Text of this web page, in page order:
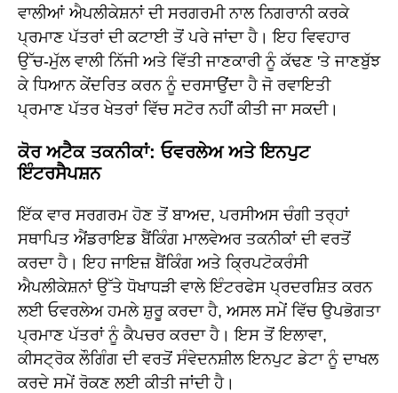
ਵਾਲੀਆਂ ਐਪਲੀਕੇਸ਼ਨਾਂ ਦੀ ਸਰਗਰਮੀ ਨਾਲ ਨਿਗਰਾਨੀ ਕਰਕੇ
ਪ੍ਰਮਾਣ ਪੱਤਰਾਂ ਦੀ ਕਟਾਈ ਤੋਂ ਪਰੇ ਜਾਂਦਾ ਹੈ। ਇਹ ਵਿਵਹਾਰ
ਉੱਚ-ਮੁੱਲ ਵਾਲੀ ਨਿੱਜੀ ਅਤੇ ਵਿੱਤੀ ਜਾਣਕਾਰੀ ਨੂੰ ਕੱਢਣ 'ਤੇ ਜਾਣਬੁੱਝ
ਕੇ ਧਿਆਨ ਕੇਂਦਰਿਤ ਕਰਨ ਨੂੰ ਦਰਸਾਉਂਦਾ ਹੈ ਜੋ ਰਵਾਇਤੀ
ਪ੍ਰਮਾਣ ਪੱਤਰ ਖੇਤਰਾਂ ਵਿੱਚ ਸਟੋਰ ਨਹੀਂ ਕੀਤੀ ਜਾ ਸਕਦੀ।
ਕੋਰ ਅਟੈਕ ਤਕਨੀਕਾਂ: ਓਵਰਲੇਅ ਅਤੇ ਇਨਪੁਟ
ਇੰਟਰਸੈਪਸ਼ਨ
ਇੱਕ ਵਾਰ ਸਰਗਰਮ ਹੋਣ ਤੋਂ ਬਾਅਦ, ਪਰਸੀਅਸ ਚੰਗੀ ਤਰ੍ਹਾਂ
ਸਥਾਪਿਤ ਐਂਡਰਾਇਡ ਬੈਂਕਿੰਗ ਮਾਲਵੇਅਰ ਤਕਨੀਕਾਂ ਦੀ ਵਰਤੋਂ
ਕਰਦਾ ਹੈ। ਇਹ ਜਾਇਜ਼ ਬੈਂਕਿੰਗ ਅਤੇ ਕ੍ਰਿਪਟੋਕਰੰਸੀ
ਐਪਲੀਕੇਸ਼ਨਾਂ ਉੱਤੇ ਧੋਖਾਧੜੀ ਵਾਲੇ ਇੰਟਰਫੇਸ ਪ੍ਰਦਰਸ਼ਿਤ ਕਰਨ
ਲਈ ਓਵਰਲੇਅ ਹਮਲੇ ਸ਼ੁਰੂ ਕਰਦਾ ਹੈ, ਅਸਲ ਸਮੇਂ ਵਿੱਚ ਉਪਭੋਗਤਾ
ਪ੍ਰਮਾਣ ਪੱਤਰਾਂ ਨੂੰ ਕੈਪਚਰ ਕਰਦਾ ਹੈ। ਇਸ ਤੋਂ ਇਲਾਵਾ,
ਕੀਸਟ੍ਰੋਕ ਲੌਗਿੰਗ ਦੀ ਵਰਤੋਂ ਸੰਵੇਦਨਸ਼ੀਲ ਇਨਪੁਟ ਡੇਟਾ ਨੂੰ ਦਾਖਲ
ਕਰਦੇ ਸਮੇਂ ਰੋਕਣ ਲਈ ਕੀਤੀ ਜਾਂਦੀ ਹੈ।